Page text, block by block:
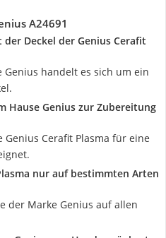
A24691
Deckel der Genius Cerafit
Genius handelt es sich um ein
Hause Genius zur Zubereitung
Genius Cerafit Plasma für eine
nur auf bestimmten Arten
der Marke Genius auf allen